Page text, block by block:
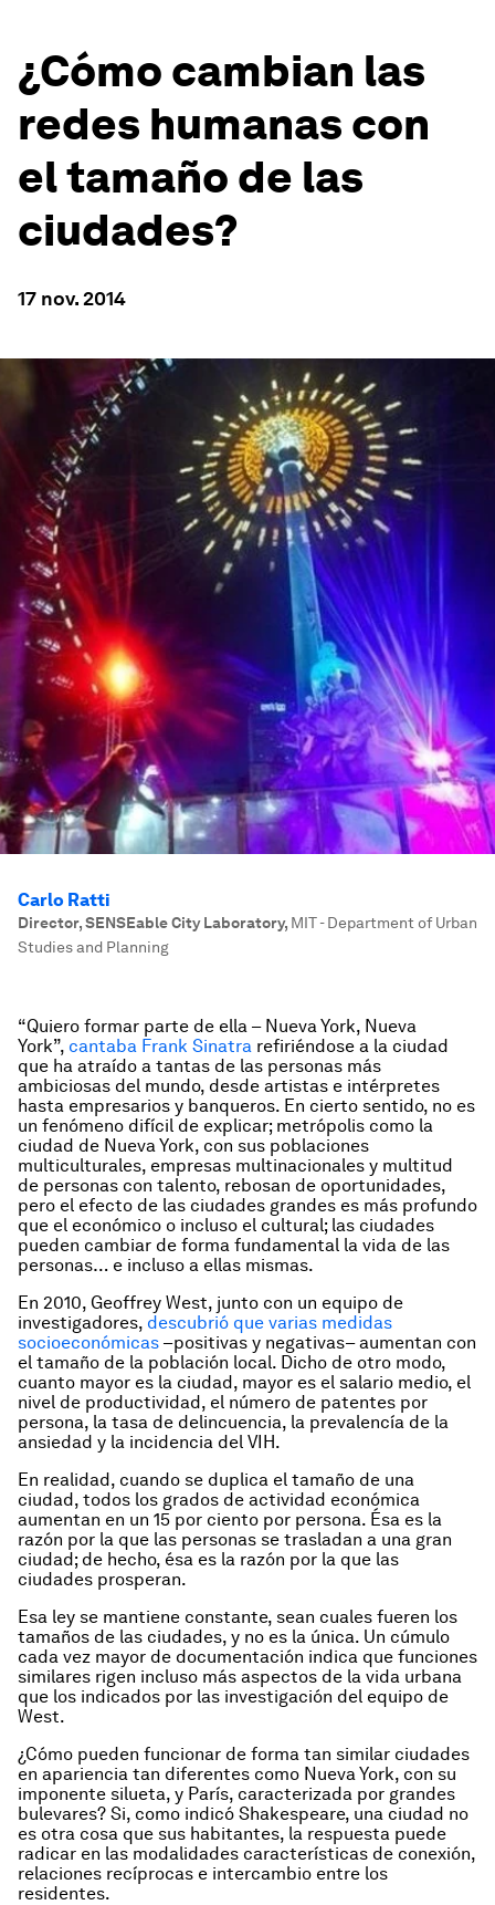
¿Cómo cambian las
redes humanas con
el tamaño de las
ciudades?
17 nov. 2014
Carlo Ratti
Director, SENSEable City Laboratory, MIT - Department of Urban
Studies and Planning
“Quiero formar parte de ella – Nueva York, Nueva
York”, cantaba Frank Sinatra refiriéndose a la ciudad
que ha atraído a tantas de las personas más
ambiciosas del mundo, desde artistas e intérpretes
hasta empresarios y banqueros. En cierto sentido, no es
un fenómeno difícil de explicar; metrópolis como la
ciudad de Nueva York, con sus poblaciones
multiculturales, empresas multinacionales y multitud
de personas con talento, rebosan de oportunidades,
pero el efecto de las ciudades grandes es más profundo
que el económico o incluso el cultural; las ciudades
pueden cambiar de forma fundamental la vida de las
personas… e incluso a ellas mismas.
En 2010, Geoffrey West, junto con un equipo de
investigadores, descubrió que varias medidas
socioeconómicas –positivas y negativas– aumentan con
el tamaño de la población local. Dicho de otro modo,
cuanto mayor es la ciudad, mayor es el salario medio, el
nivel de productividad, el número de patentes por
persona, la tasa de delincuencia, la prevalencía de la
ansiedad y la incidencia del VIH.
En realidad, cuando se duplica el tamaño de una
ciudad, todos los grados de actividad económica
aumentan en un 15 por ciento por persona. Ésa es la
razón por la que las personas se trasladan a una gran
ciudad; de hecho, ésa es la razón por la que las
ciudades prosperan.
Esa ley se mantiene constante, sean cuales fueren los
tamaños de las ciudades, y no es la única. Un cúmulo
cada vez mayor de documentación indica que funciones
similares rigen incluso más aspectos de la vida urbana
que los indicados por las investigación del equipo de
West.
¿Cómo pueden funcionar de forma tan similar ciudades
en apariencia tan diferentes como Nueva York, con su
imponente silueta, y París, caracterizada por grandes
bulevares? Si, como indicó Shakespeare, una ciudad no
es otra cosa que sus habitantes, la respuesta puede
radicar en las modalidades características de conexión,
relaciones recíprocas e intercambio entre los
residentes.